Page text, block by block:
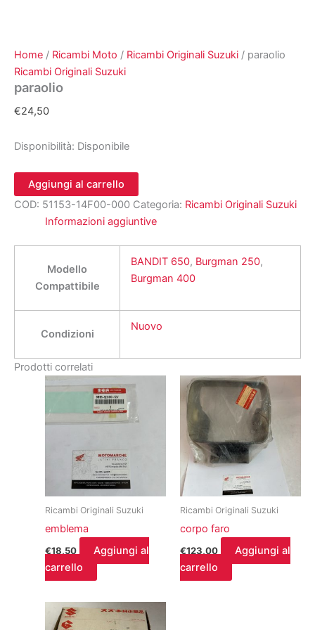
Home / Ricambi Moto / Ricambi Originali Suzuki / paraolio
Ricambi Originali Suzuki
paraolio
€24,50
Disponibilità: Disponibile
paraolio
quantità
Aggiungi al carrello
COD: 51153-14F00-000 Categoria: Ricambi Originali Suzuki
Informazioni aggiuntive
Modello
Compattibile
BANDIT 650, Burgman 250,
Burgman 400
Condizioni
Nuovo
Prodotti correlati
Ricambi Originali Suzuki
emblema
€18,50
Aggiungi al
carrello
Ricambi Originali Suzuki
corpo faro
€123,00
Aggiungi al
carrello